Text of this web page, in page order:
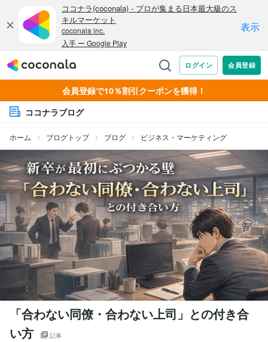
会員登録で10％割引クーポンを獲得！
ココナラブログ
ホーム ブログトップ ブログ ビジネス・マーケティング
「合わない同僚・合わない上司」との付き合
い方
記事